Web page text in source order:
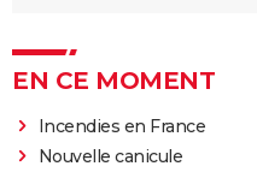
EN CE MOMENT
Incendies en France
Nouvelle canicule